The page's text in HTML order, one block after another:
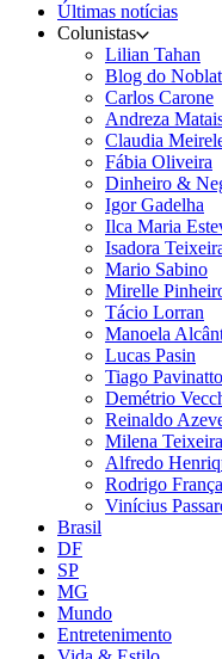
Últimas notícias
Colunistas
Lilian Tahan
Blog do Noblat
Carlos Carone
Andreza
Claudia
Fábia Oliveira
Dinheiro &
Igor Gadelha
Ilca Maria
Isadora
Mario Sabino
Mirelle
Tácio Lorran
Manoela
Lucas Pasin
Tiago Pavinatto
Demétrio
Reinaldo
Milena Teixeira
Alfredo
Rodrigo França
Vinícius
Brasil
DF
SP
MG
Mundo
Entretenimento